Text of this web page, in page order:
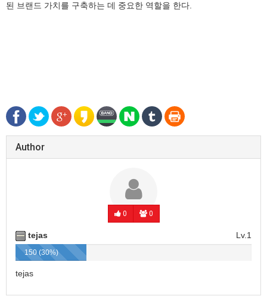
된 브랜드 가치를 구축하는 데 중요한 역할을 한다.
Author
0 0
Lv.1
tejas
150 (30%)
tejas